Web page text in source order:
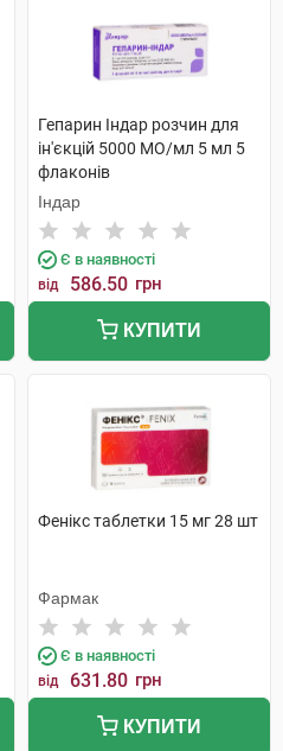
Гепарин Індар розчин для
ін'єкцій 5000 МО/мл 5 мл 5
флаконів
Індар
Є в наявності
від 586.50 грн
КУПИТИ
Фенікс таблетки 15 мг 28 шт
Фармак
Є в наявності
від 631.80 грн
КУПИТИ